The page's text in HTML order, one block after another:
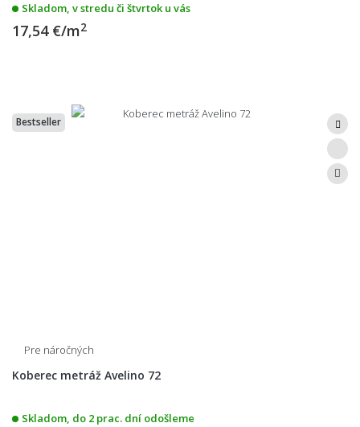
Skladom, v stredu či štvrtok u vás
17,54 €/m2
Bestseller
Pre náročných
Koberec metráž Avelino 72
Skladom, do 2 prac. dní odošleme